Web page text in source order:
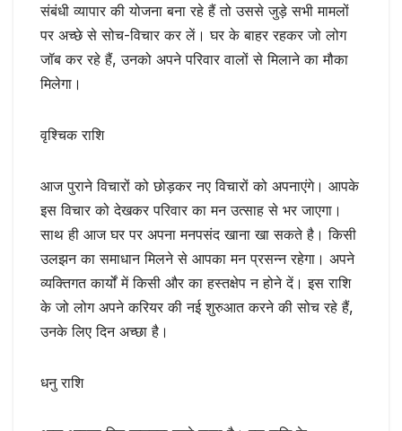
संबंधी व्यापार की योजना बना रहे हैं तो उससे जुड़े सभी मामलों
पर अच्छे से सोच-विचार कर लें। घर के बाहर रहकर जो लोग
जॉब कर रहे हैं, उनको अपने परिवार वालों से मिलाने का मौका
मिलेगा।
वृश्चिक राशि
आज पुराने विचारों को छोड़कर नए विचारों को अपनाएंगे। आपके
इस विचार को देखकर परिवार का मन उत्साह से भर जाएगा।
साथ ही आज घर पर अपना मनपसंद खाना खा सकते है। किसी
उलझन का समाधान मिलने से आपका मन प्रसन्न रहेगा। अपने
व्यक्तिगत कार्यों में किसी और का हस्तक्षेप न होने दें। इस राशि
के जो लोग अपने करियर की नई शुरुआत करने की सोच रहे हैं,
उनके लिए दिन अच्छा है।
धनु राशि